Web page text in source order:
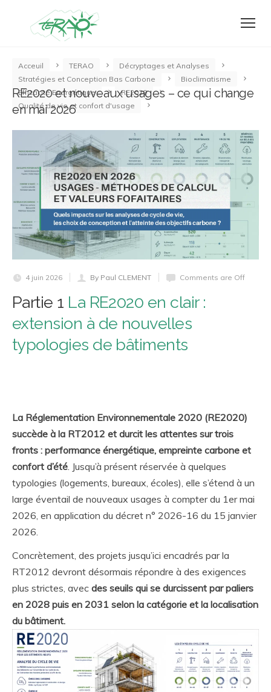
Acceuil TERAO
Décryptages et Analyses
Stratégies et Conception Bas Carbone
Bioclimatisme
Efficacité Energétique
RE2020
Qualité de vie et confort d'usage
RE2020 et nouveaux usages – ce qui change
en mai 2026
4 juin 2026 By Paul CLEMENT Comments are Off
Partie 1 La RE2020 en clair :
extension à de nouvelles
typologies de bâtiments
La Réglementation Environnementale 2020 (RE2020)
succède à la RT2012 et durcit les attentes sur trois
fronts : performance énergétique, empreinte carbone et
confort d’été. Jusqu’à présent réservée à quelques
typologies (logements, bureaux, écoles), elle s’étend à un
large éventail de nouveaux usages à compter du 1er mai
2026, en application du décret n° 2026-16 du 15 janvier
2026.
Concrètement, des projets jusqu’ici encadrés par la
RT2012 devront désormais répondre à des exigences
plus strictes, avec des seuils qui se durcissent par paliers
en 2028 puis en 2031 selon la catégorie et la localisation
du bâtiment.